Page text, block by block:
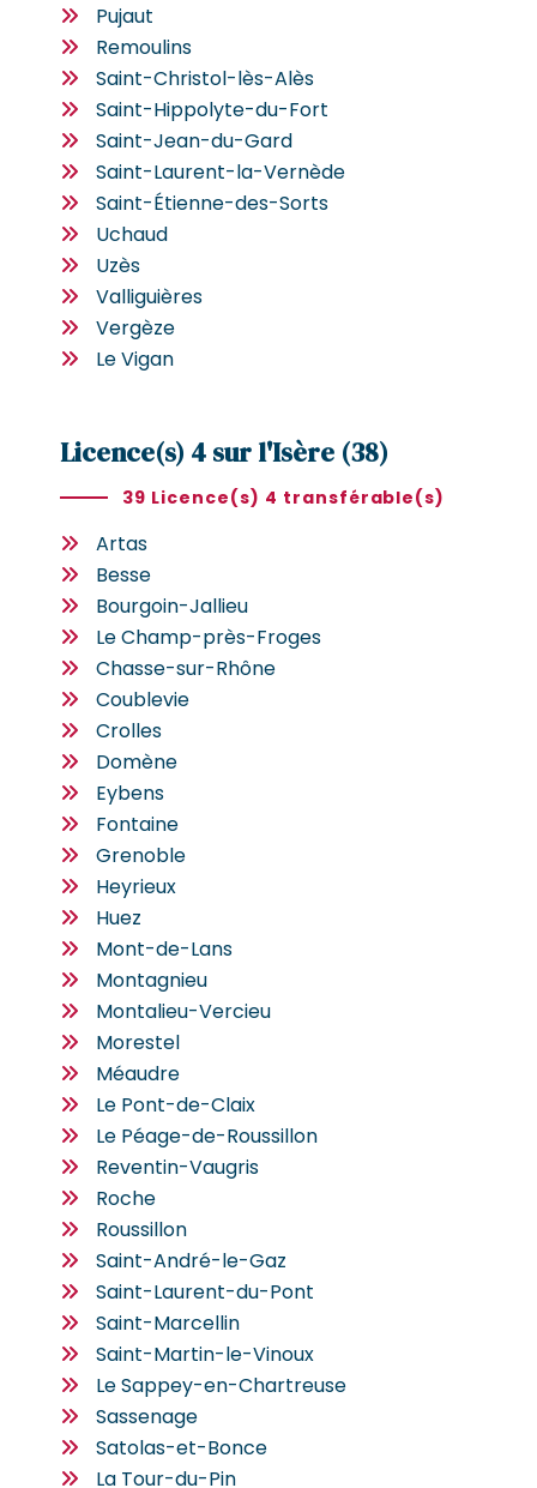
Pujaut
Remoulins
Saint-Christol-lès-Alès
Saint-Hippolyte-du-Fort
Saint-Jean-du-Gard
Saint-Laurent-la-Vernède
Saint-Étienne-des-Sorts
Uchaud
Uzès
Valliguières
Vergèze
Le Vigan
Licence(s) 4 sur l'Isère (38)
39 Licence(s) 4 transférable(s)
Artas
Besse
Bourgoin-Jallieu
Le Champ-près-Froges
Chasse-sur-Rhône
Coublevie
Crolles
Domène
Eybens
Fontaine
Grenoble
Heyrieux
Huez
Mont-de-Lans
Montagnieu
Montalieu-Vercieu
Morestel
Méaudre
Le Pont-de-Claix
Le Péage-de-Roussillon
Reventin-Vaugris
Roche
Roussillon
Saint-André-le-Gaz
Saint-Laurent-du-Pont
Saint-Marcellin
Saint-Martin-le-Vinoux
Le Sappey-en-Chartreuse
Sassenage
Satolas-et-Bonce
La Tour-du-Pin